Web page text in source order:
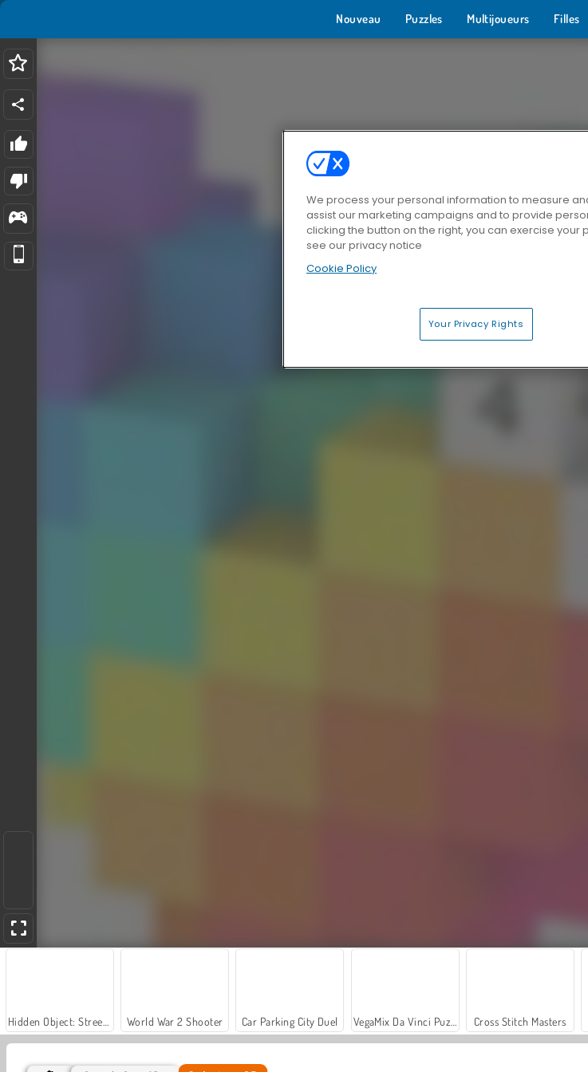
Nouveau Puzzles Multijoueurs Filles
World War 2 Shooter Car Parking City Duel Cross Stitch Masters
We process your personal information to measure
assist our marketing campaigns and to provide
clicking the button on the right, you can exercise your
see our privacy notice
Cookie Policy
Your Privacy Rights